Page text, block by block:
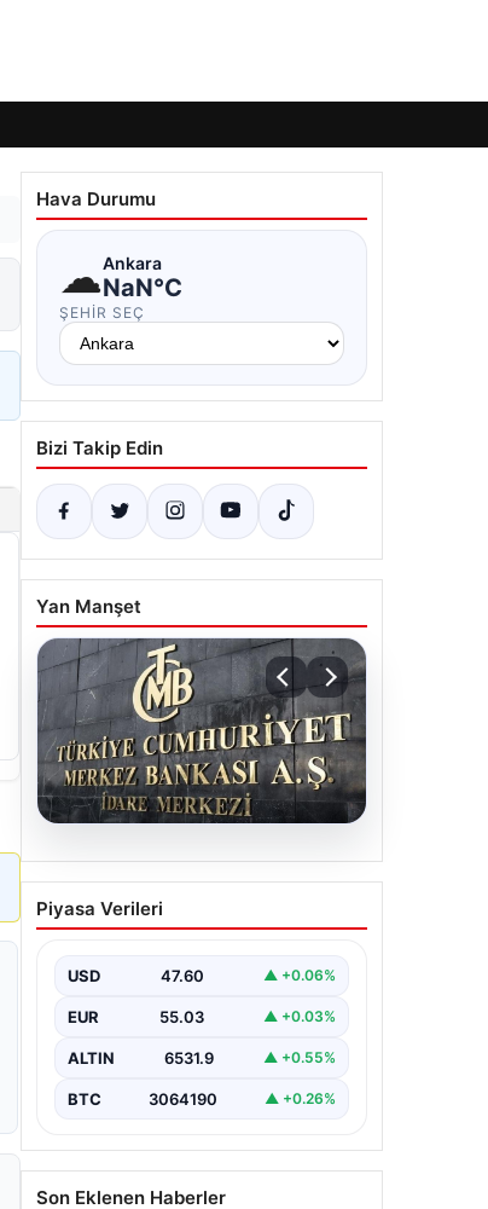
Hava Durumu
☁Ankara
NaN°C
ŞEHIR SEÇ
Bizi Takip Edin
Yan Manşet
Merkez Bankası faiz kararı
ne zaman? Ekonomistlerin
belli oldu
Piyasa Verileri
USD 47.60 ▲ +0.06%
EUR 55.03 ▲ +0.03%
ALTIN 6531.9 ▲ +0.55%
BTC 3064190 ▲ +0.26%
Son Eklenen Haberler